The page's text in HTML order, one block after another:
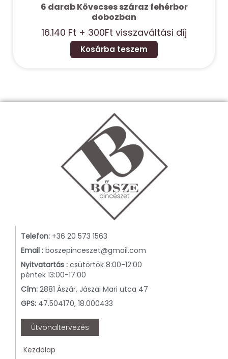
6 darab Kövecses száraz fehérbor
dobozban
16.140 Ft + 300Ft visszaváltási díj
Kosárba teszem
Telefon: +36 20 573 1563
Email : boszepinceszet@gmail.com
Nyitvatartás : csütörtök 8:00-12:00
péntek 13:00-17:00
Cím: 2881 Ászár, Jászai Mari utca 47
GPS: 47.504170, 18.000433
Útvonaltervezés
Kezdőlap